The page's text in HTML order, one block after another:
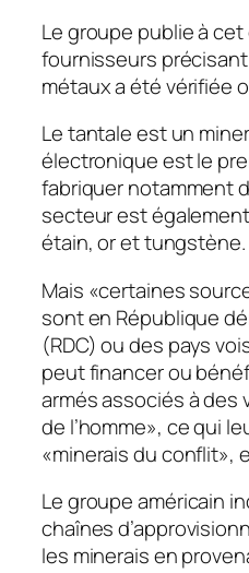
Le groupe publie à
fournisseurs précisant
métaux a été vérifiée
Le tantale est un
électronique est le
fabriquer notamment
secteur est
étain, or et tungstène.
Mais «certaines
sont en République
(RDC) ou des pays
peut financer ou
armés associés à des
de l’homme», ce qui
«minerais du conflit»,
Le groupe américain
chaînes
les minerais en